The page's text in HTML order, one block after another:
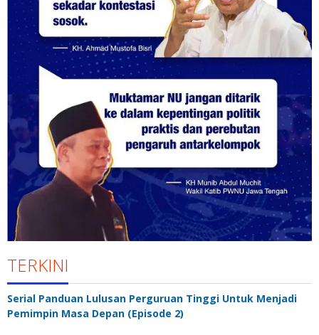
TERKINI
Serial Panduan Lulusan Perguruan Tinggi Untuk Menjadi
Pemimpin Masa Depan (Episode 2)